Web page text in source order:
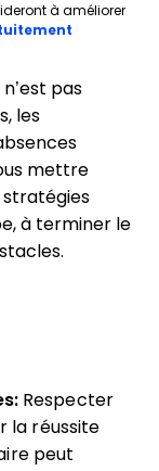
à améliorer
pas
les
mettre
stratégies
à terminer le
Respecter
la réussite
peut